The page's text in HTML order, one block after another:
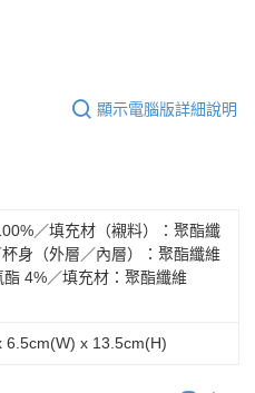
顯示電腦版詳細說明
／填充材（襯料）：聚酯纖
身（外層／內層）：聚酯纖維
酯 4%／填充材：聚酯纖維
6.5cm(W) x 13.5cm(H)